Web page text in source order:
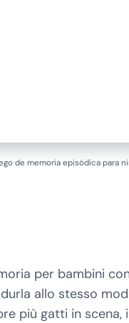
de memoria episódica para
per bambini
allo stesso
più gatti in